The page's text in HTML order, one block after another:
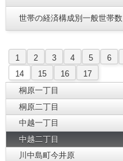
世帯の経済構成別一般世帯数
1 2 3 4 5 6
14
15 16
17
桐原一丁目
桐原二丁目
中越一丁目
中越二丁目
川中島町今井原